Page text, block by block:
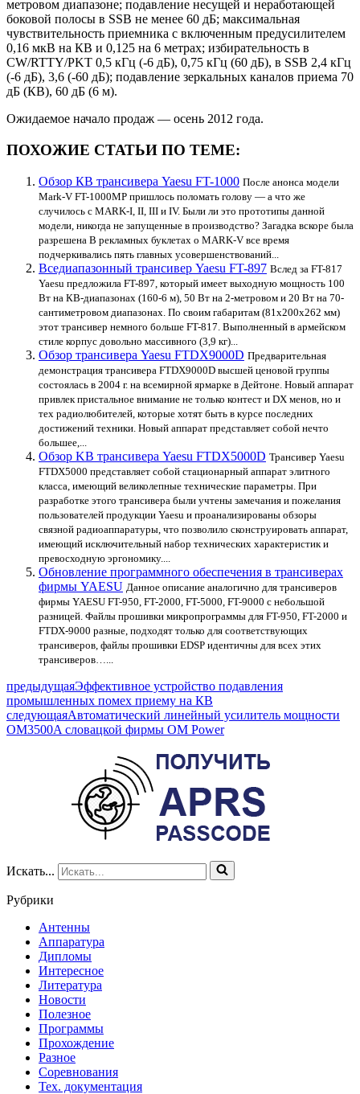
метровом диапазоне; подав­ление несущей и неработающей
боковой полосы в SSB не ме­нее 60 дБ; максимальная
чувствительность приемника с вклю­ченным предусилителем
0,16 мкВ на КВ и 0,125 на 6 метрах; избирательность в
CW/RTTY/PKT 0,5 кГц (-6 дБ), 0,75 кГц (­60 дБ), в SSB 2,4 кГц
(-6 дБ), 3,6 (-60 дБ); подавление зер­кальных каналов приема 70
дБ (КВ), 60 дБ (6 м).
Ожидаемое начало продаж — осень 2012 года.
ПОХОЖИЕ СТАТЬИ ПО ТЕМЕ:
Обзор КВ трансивера Yaesu FT-1000 После анонса модели
Mark-V FT-1000MP пришлось поломать голову — а что же
случилось с MARK-I, II, III и IV. Были ли это прототипы данной
модели, никогда не запущенные в производство? Загадка вскоре была
разрешена В рекламных буклетах о MARK-V все время
подчеркивались пять главных усовершенствований...
Вседиапазонный трансивер Yaesu FT-897 Вслед за FT-817
Yaesu предложила FT-897, который имеет выходную мощность 100
Вт на КВ-диапазонах (160-6 м), 50 Вт на 2-метровом и 20 Вт на 70-
сантиметровом диапазонах. По своим габаритам (81x200x262 мм)
этот трансивер немного больше FT-817. Выполненный в армейском
стиле корпус довольно массивного (3,9 кг)...
Обзор трансивера Yaesu FTDX9000D Предварительная
демонстрация трансивера FTDX9000D высшей ценовой группы
состоялась в 2004 г. на всемирной ярмарке в Дейтоне. Новый аппарат
привлек пристальное внимание не только контест и DX менов, но и
тех радиолюбителей, которые хотят быть в курсе последних
достижений техники. Новый аппарат представляет собой нечто
большее,...
Обзор KB трансивера Yaesu FTDX5000D Трансивер Yaesu
FTDX5000 представляет собой стационарный аппарат элитного
класса, имеющий великолепные технические параметры. При
разработке этого трансивера были учтены замечания и пожелания
пользователей продукции Yaesu и проанализированы обзоры
связной радиоаппаратуры, что позволило сконструировать аппарат,
имеющий исключительный набор технических характеристик и
превосходную эргономику....
Обновление программного обеспечения в трансиверах
фирмы YAESU Данное описание аналогично для трансиверов
фирмы YAESU FT-950, FT-2000, FT-5000, FT-9000 с небольшой
разницей. Файлы прошивки микропрограммы для FT-950, FT-2000 и
FTDX-9000 разные, подходят только для соответствующих
трансиверов, файлы прошивки EDSP идентичны для всех этих
трансиверов…...
предыдущаяЭффективное устройство подавления
промышленных помех приему на КВ
следующаяАвтоматический линейный усилитель мощности
OM3500A словацкой фирмы OM Power
Искать...
Рубрики
Антенны
Аппаратура
Дипломы
Интересное
Литература
Новости
Полезное
Программы
Прохождение
Разное
Соревнования
Тех. документация